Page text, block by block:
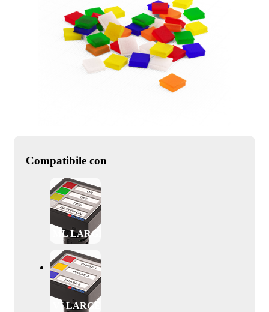
Compatibile con
ML LARGE
VI LARGE